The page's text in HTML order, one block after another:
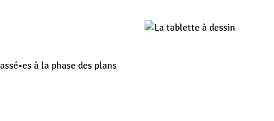
à la phase des plans